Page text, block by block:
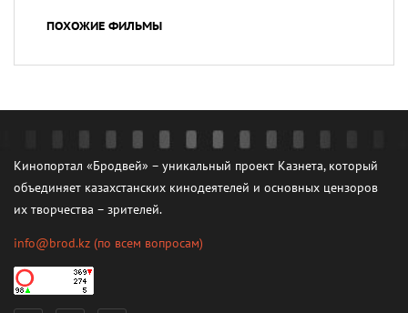
ПОХОЖИЕ ФИЛЬМЫ
Кинопортал «Бродвей» – уникальный проект Казнета, который
объединяет казахстанских кинодеятелей и основных цензоров
их творчества – зрителей.
info@brod.kz (по всем вопросам)